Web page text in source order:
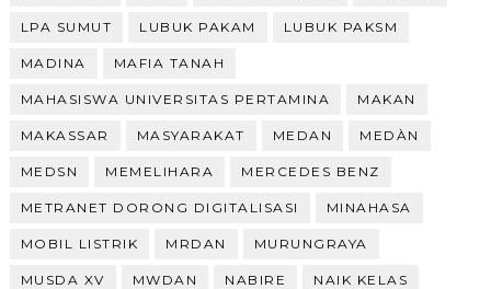
LPA SUMUT LUBUK PAKAM LUBUK PAKSM
MADINA MAFIA TANAH
MAHASISWA UNIVERSITAS PERTAMINA MAKAN
MAKASSAR MASYARAKAT MEDAN MEDÀN
MEDSN MEMELIHARA MERCEDES BENZ
METRANET DORONG DIGITALISASI MINAHASA
MOBIL LISTRIK MRDAN MURUNGRAYA
MUSDA XV MWDAN NABIRE NAIK KELAS